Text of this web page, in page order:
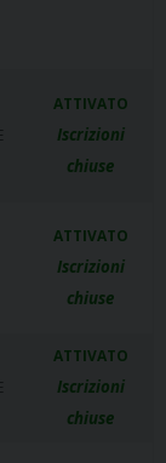
ATTIVATO
Iscrizioni
chiuse
ATTIVATO
Iscrizioni
chiuse
ATTIVATO
Iscrizioni
chiuse